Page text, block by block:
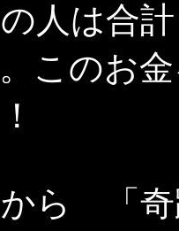
人は合
このお
ら 「